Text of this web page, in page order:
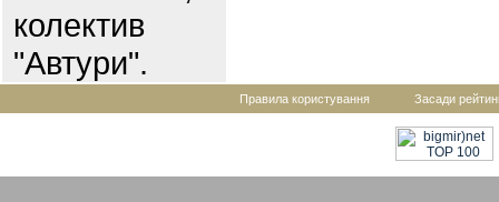
колектив
"Автури".
Правила користування Засади